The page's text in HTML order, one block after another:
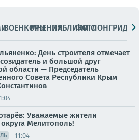
ВОЕНКОРЫМНЕНИЯПАБЛИКИ
ФОТОЛОНГРИДЫ
День строителя отмечает
и большой друг
области — Председатель
Совета Республики Крым
Уважаемые жители
округа Мелитополь!
11:04